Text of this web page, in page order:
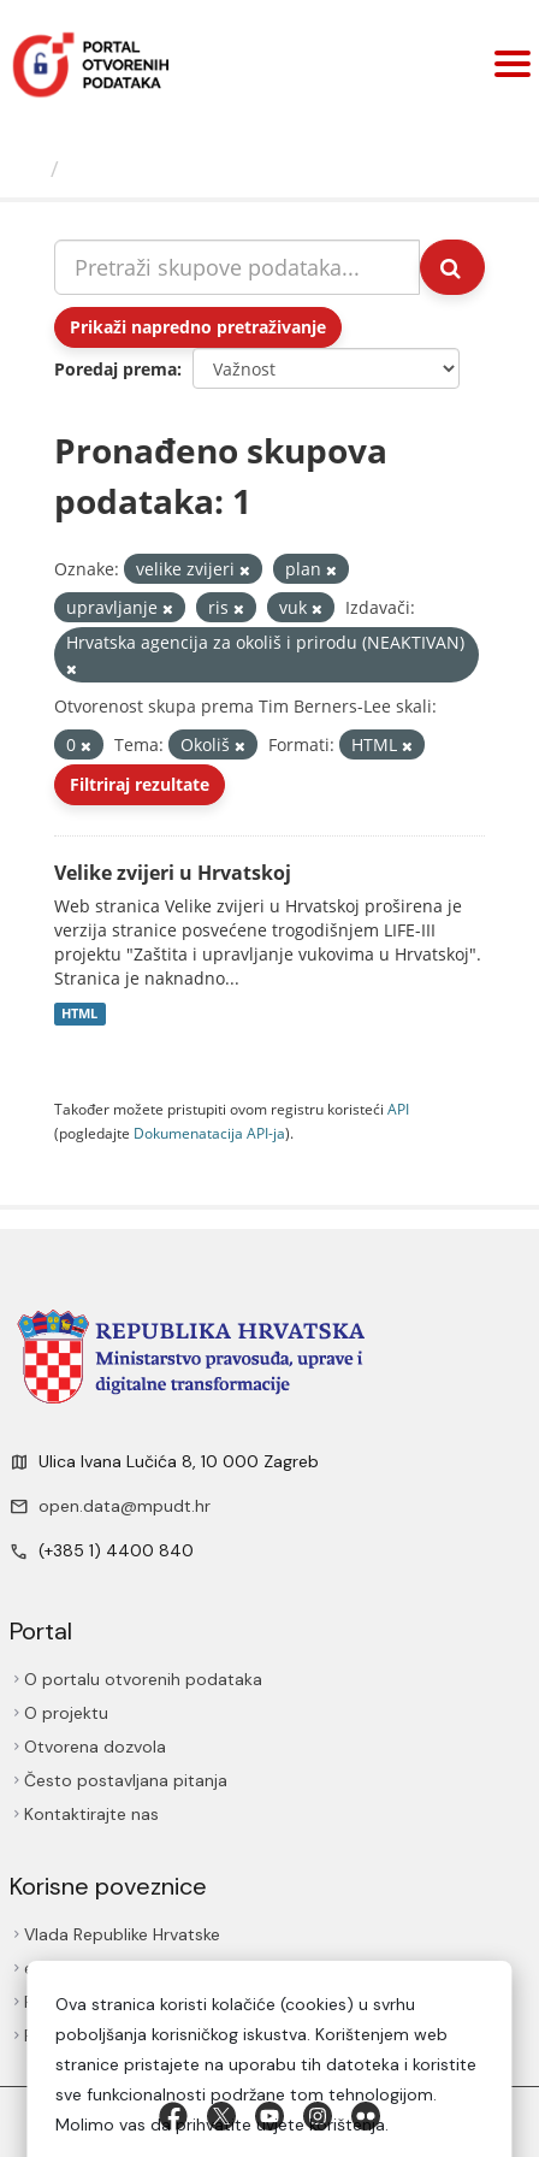
sadržaj
Prikaži napredno pretraživanje
Poredaj prema
Pronađeno skupova
podataka: 1
Oznake: velike zvijeri
plan
upravljanje
ris vuk
Izdavači:
Hrvatska agencija za okoliš i prirodu (NEAKTIVAN)
Otvorenost skupa prema Tim Berners-Lee skali:
0
Tema: Okoliš Formati:
HTML
Filtriraj rezultate
Velike zvijeri u Hrvatskoj
Web stranica Velike zvijeri u Hrvatskoj proširena je
verzija stranice posvećene trogodišnjem LIFE-III
projektu "Zaštita i upravljanje vukovima u Hrvatskoj".
Stranica je naknadno...
HTML
Također možete pristupiti ovom registru koristeći API
(pogledajte Dokumenаtаcijа API-jа).